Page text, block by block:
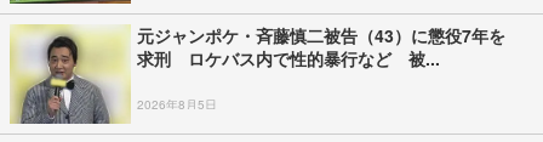
元ジャンポケ・斉藤慎二被告（43）に懲役7年を
求刑 ロケバス内で性的暴行など 被...
2026年8月5日